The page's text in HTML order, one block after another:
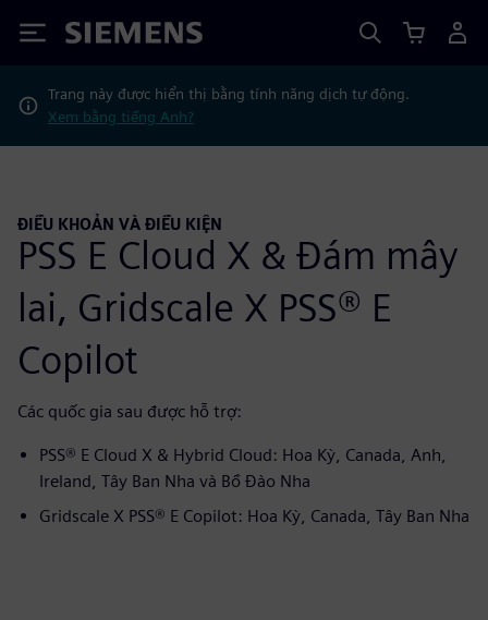
Siemens
Trang này được hiển thị bằng tính năng dịch tự động.
Xem bằng tiếng Anh?
ĐIỀU KHOẢN VÀ ĐIỀU KIỆN
PSS E Cloud X & Đám mây
lai, Gridscale X PSS® E
Copilot
Các quốc gia sau được hỗ trợ:
PSS® E Cloud X & Hybrid Cloud: Hoa Kỳ, Canada, Anh,
Ireland, Tây Ban Nha và Bồ Đào Nha
Gridscale X PSS® E Copilot: Hoa Kỳ, Canada, Tây Ban Nha